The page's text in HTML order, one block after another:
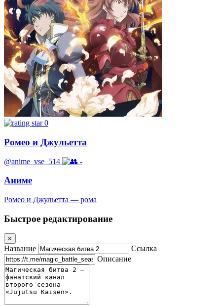
0
Ромео и Джульетта
@anime_vse_514 -
Аниме
Ромео и Джульетта — рома
Быстрое редактирование
×
Название
Ссылка
Описание